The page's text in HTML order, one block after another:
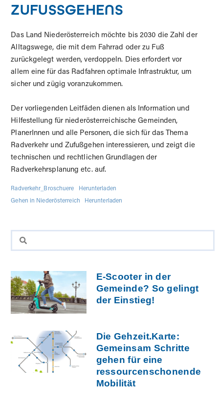
UFUSSGEHENS
Das Land Niederösterreich möchte bis 2030 die Zahl der
Alltagswege, die mit dem Fahrrad oder zu Fuß
zurückgelegt werden, verdoppeln. Dies erfordert vor
allem eine für das Radfahren optimale Infrastruktur, um
sicher und zügig voranzukommen.
Der vorliegenden Leitfäden dienen als Information und
Hilfestellung für niederösterreichische Gemeinden,
PlanerInnen und alle Personen, die sich für das Thema
Radverkehr und Zufußgehen interessieren, und zeigt die
technischen und rechtlichen Grundlagen der
Radverkehrsplanung etc. auf.
Radverkehr_Broschuere Herunterladen
Gehen in Niederösterreich Herunterladen
E-Scooter in der
Gemeinde? So gelingt
der Einstieg!
Die Gehzeit.Karte:
Gemeinsam Schritte
gehen für eine
ressourcenschonende
Mobilität